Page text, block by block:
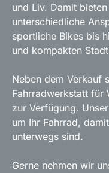
und Liv. Damit
unterschiedliche
sportliche Bikes bis
und kompakten
Neben dem Verkauf
Fahrradwerkstatt für
zur Verfügung.
um Ihr Fahrrad,
unterwegs sind.
Gerne nehmen wir